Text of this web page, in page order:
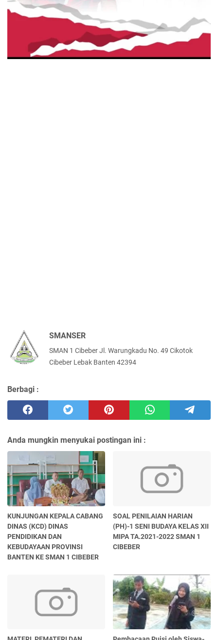
SMANSER
SMAN 1 Cibeber Jl. Warungkadu No. 49 Cikotok
Cibeber Lebak Banten 42394
Berbagi :
Anda mungkin menyukai postingan ini :
KUNJUNGAN KEPALA CABANG
DINAS (KCD) DINAS
PENDIDIKAN DAN
KEBUDAYAAN PROVINSI
BANTEN KE SMAN 1 CIBEBER
SOAL PENILAIAN HARIAN
(PH)-1 SENI BUDAYA KELAS XII
MIPA TA.2021-2022 SMAN 1
CIBEBER